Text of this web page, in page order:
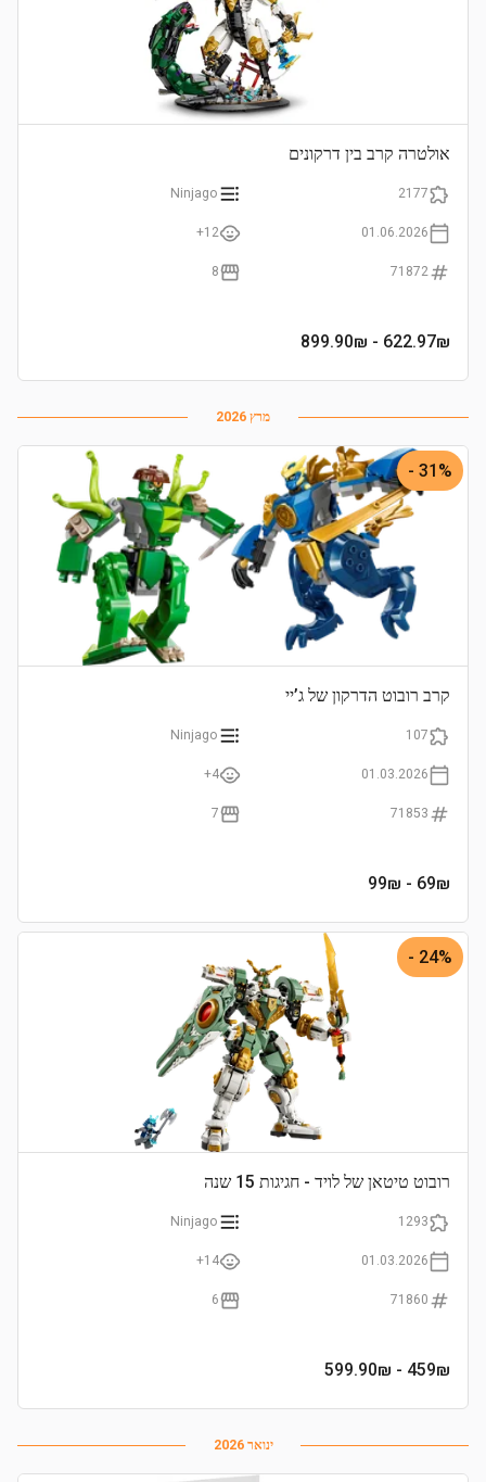
אולטרה קרב בין דרקונים
2177
Ninjago
01.06.2026
12+
71872
8
622.97₪
- 899.90₪
מרץ 2026
31% -
קרב רובוט הדרקון של ג’יי
107
Ninjago
01.03.2026
4+
71853
7
69₪
- 99₪
24% -
רובוט טיטאן של לויד - חגיגות 15 שנה
1293
Ninjago
01.03.2026
14+
71860
6
459₪
- 599.90₪
ינואר 2026